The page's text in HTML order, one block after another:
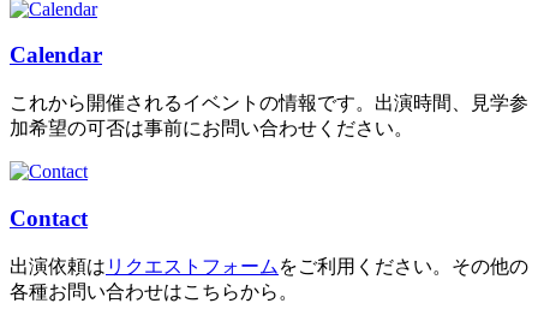
Calendar
これから開催されるイベントの情報です。出演時間、見学参
加希望の可否は事前にお問い合わせください。
Contact
出演依頼は リクエストフォーム をご利用ください。その他の
各種お問い合わせはこちらから。